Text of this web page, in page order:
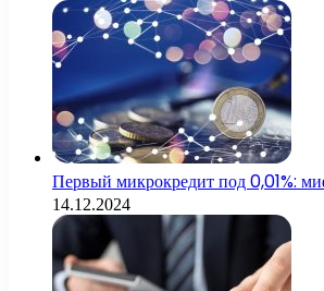
Первый микрокредит под 0,01%:
14.12.2024